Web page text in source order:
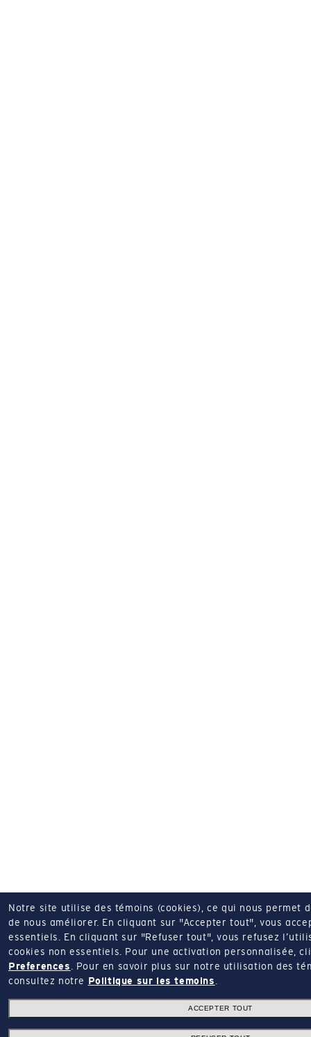
Notre site utilise des témoins (cookies), ce qui nous permet
de nous améliorer. En cliquant sur "Accepter tout", vous
essentiels.
En cliquant sur "Refuser tout", vous refusez
cookies non essentiels.
Pour une activation personnalisée,
Preferences
Pour en savoir plus sur notre utilisation des
consultez notre Politique sur les temoins
ACCEPTER TOUT